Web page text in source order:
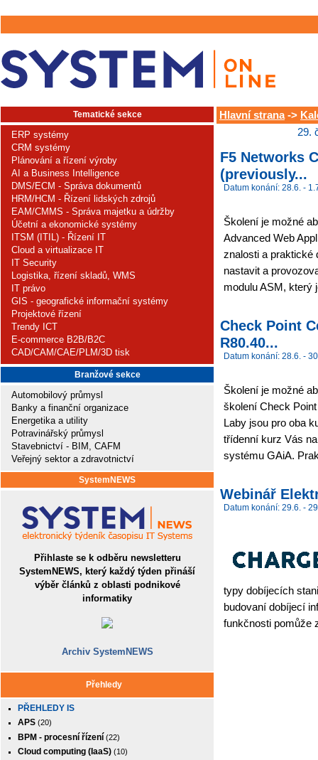
Tematické sekce
ERP systémy
CRM systémy
Plánování a řízení výroby
AI a Business Intelligence
DMS/ECM - Správa dokumentů
HRM/HCM - Řízení lidských zdrojů
EAM/CMMS - Správa majetku a údržby
Účetní a ekonomické systémy
ITSM (ITIL) - Řízení IT
Cloud a virtualizace IT
IT Security
Logistika, řízení skladů, WMS
IT právo
GIS - geografické informační systémy
Projektové řízení
Trendy ICT
E-commerce B2B/B2C
CAD/CAM/CAE/PLM/3D tisk
Branžové sekce
Automobilový průmysl
Banky a finanční organizace
Energetika a utility
Potravinářský průmysl
Stavebnictví - BIM, CAFM
Veřejný sektor a zdravotnictví
SystemNEWS
Přihlaste se k odběru newsletteru
SystemNEWS, který každý týden přináší
výběr článků z oblasti podnikové
informatiky
Archiv SystemNEWS
Přehledy
PŘEHLEDY IS
APS (20)
BPM - procesní řízení (22)
Cloud computing (IaaS) (10)
Hlavní strana->
29.
F5 Networks
(previously...
Datum konání: 28.6. -
Školení je možné
Advanced Web
znalosti a praktické
nastavit a
modulu ASM, který
Check Point
R80.40...
Datum konání: 28.6. -
Školení je možné
školení Check
Laby jsou pro oba
třídenní kurz Vás
systému GAiA.
Webinář
Datum konání: 29.6. -
typy dobíjecích
budovaní dobíjecí
funkčnosti pomůže